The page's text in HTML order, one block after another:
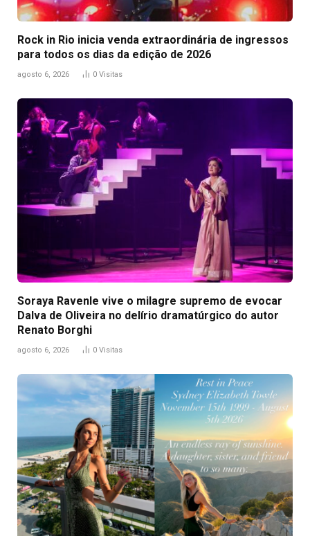
Rock in Rio inicia venda extraordinária de ingressos
para todos os dias da edição de 2026
agosto 6, 2026 0 Visitas
Soraya Ravenle vive o milagre supremo de evocar
Dalva de Oliveira no delírio dramatúrgico do autor
Renato Borghi
agosto 6, 2026 0 Visitas